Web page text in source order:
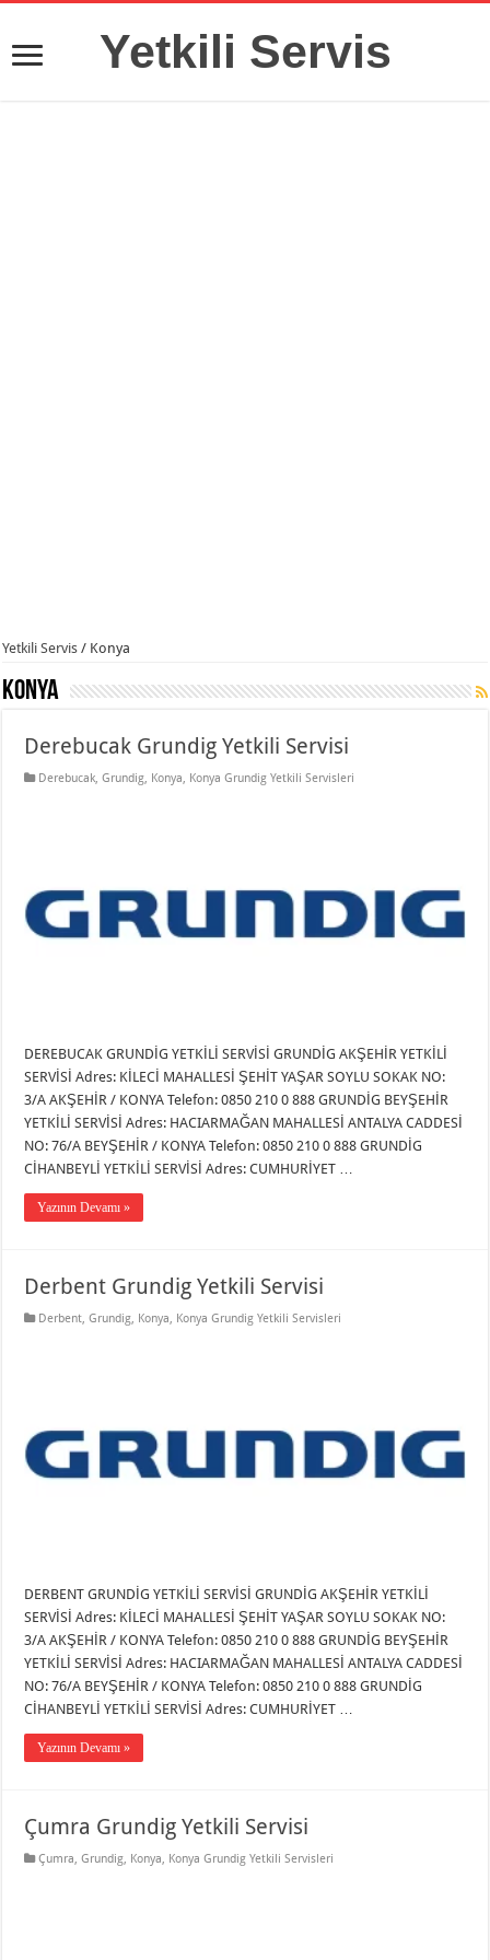
Yetkili Servis
Yetkili Servis / Konya
Konya
Derebucak Grundig Yetkili Servisi
Derebucak,Grundig, Konya, Konya Grundig Yetkili Servisleri
DEREBUCAK GRUNDİG YETKİLİ SERVİSİ GRUNDİG AKŞEHİR YETKİLİ
SERVİSİ Adres: KİLECİ MAHALLESİ ŞEHİT YAŞAR SOYLU SOKAK NO:
3/A AKŞEHİR / KONYA Telefon: 0850 210 0 888 GRUNDİG BEYŞEHİR
YETKİLİ SERVİSİ Adres: HACIARMAĞAN MAHALLESİ ANTALYA CADDESİ
NO: 76/A BEYŞEHİR / KONYA Telefon: 0850 210 0 888 GRUNDİG
CİHANBEYLİ YETKİLİ SERVİSİ Adres: CUMHURİYET …
Yazının Devamı »
Derbent Grundig Yetkili Servisi
Derbent,Grundig, Konya, Konya Grundig Yetkili Servisleri
DERBENT GRUNDİG YETKİLİ SERVİSİ GRUNDİG AKŞEHİR YETKİLİ
SERVİSİ Adres: KİLECİ MAHALLESİ ŞEHİT YAŞAR SOYLU SOKAK NO:
3/A AKŞEHİR / KONYA Telefon: 0850 210 0 888 GRUNDİG BEYŞEHİR
YETKİLİ SERVİSİ Adres: HACIARMAĞAN MAHALLESİ ANTALYA CADDESİ
NO: 76/A BEYŞEHİR / KONYA Telefon: 0850 210 0 888 GRUNDİG
CİHANBEYLİ YETKİLİ SERVİSİ Adres: CUMHURİYET …
Yazının Devamı »
Çumra Grundig Yetkili Servisi
Çumra ,Grundig Konya Konya Grundig Yetkili Servisleri